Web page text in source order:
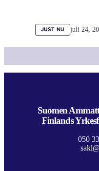
JUST NU juli 24,
Suomen
Finlands
050